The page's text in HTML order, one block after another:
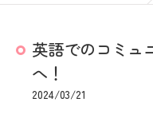
英語でのコミュ
へ！
2024/03/21